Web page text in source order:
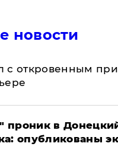
новости
с откровенным
в
опубликованы